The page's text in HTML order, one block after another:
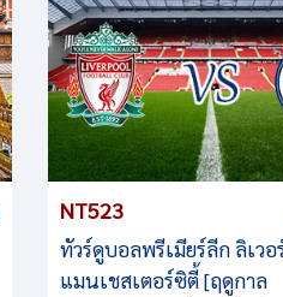
NT523
ทัวร์ดูบอลพรีเมียร์ลีก ลิเว
แมนเชสเตอร์ซิตี้ [ฤดูกาล